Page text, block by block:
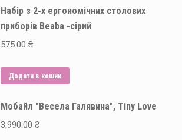
Набір з 2-х ергономічних столових
приборів Beaba -сірий
575.00 ₴
Додати в кошик
Мобайл "Весела Галявина", Tiny Love
3,990.00 ₴